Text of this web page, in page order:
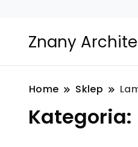
Znany
Home Sklep
Kategoria: